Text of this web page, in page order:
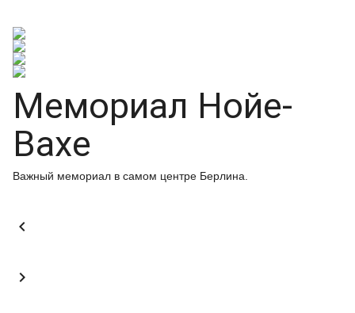
Мемориал Нойе-
Вахе
Важный мемориал в самом центре Берлина.

